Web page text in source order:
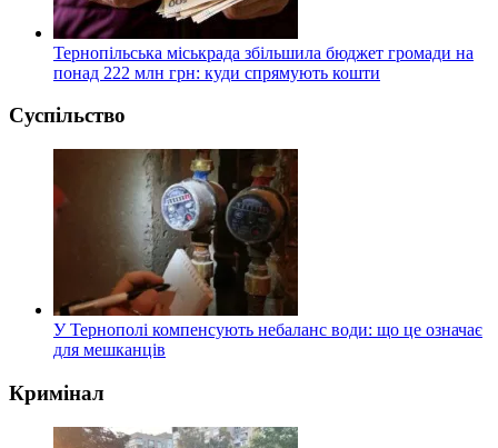
Тернопільська міськрада збільшила бюджет громади на
понад 222 млн грн: куди спрямують кошти
Суспільство
У Тернополі компенсують небаланс води: що це означає
для мешканців
Кримінал